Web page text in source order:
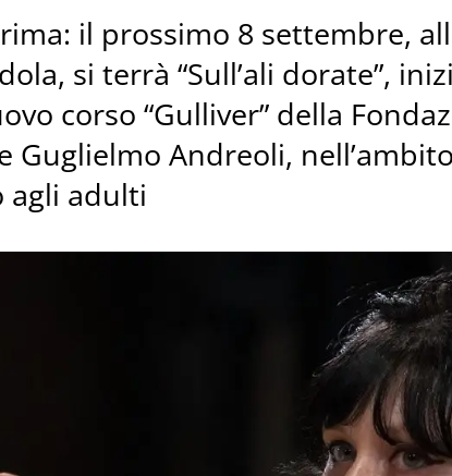
il prossimo 8 settembre,
si terrà “Sull’ali dorate”,
corso “Gulliver” della
Guglielmo Andreoli,
agli adulti